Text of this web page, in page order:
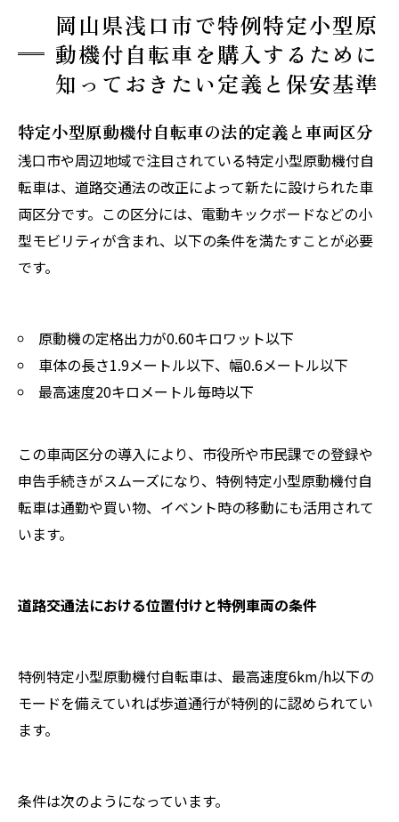
浅口市で特例特定小型原動機付自転車が選ばれ
る理由
浅口市について
店舗概要
関連エリア
対応地域
岡山県浅口市で特例特定小型原
動機付自転車を購入するために
知っておきたい定義と保安基準
特定小型原動機付自転車の法的定義と車両区分
浅口市や周辺地域で注目されている特定小型原動機付自
転車は、道路交通法の改正によって新たに設けられた車
両区分です。この区分には、電動キックボードなどの小
型モビリティが含まれ、以下の条件を満たすことが必要
です。
原動機の定格出力が0.60キロワット以下
車体の長さ1.9メートル以下、幅0.6メートル以下
最高速度20キロメートル毎時以下
この車両区分の導入により、市役所や市民課での登録や
申告手続きがスムーズになり、特例特定小型原動機付自
転車は通勤や買い物、イベント時の移動にも活用されて
います。
道路交通法における位置付けと特例車両の条件
特例特定小型原動機付自転車は、最高速度6km/h以下の
モードを備えていれば歩道通行が特例的に認められてい
ます。
条件は次のようになっています。